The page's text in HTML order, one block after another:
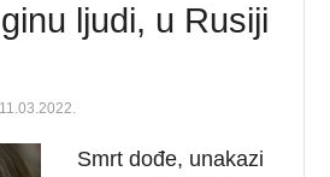
ljudi, u Rusiji
Smrt dođe, unakazi